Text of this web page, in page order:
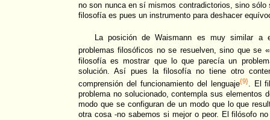
no son nunca en sí mismos contradictorios, sino sólo
filosofía es pues un instrumento para deshacer
La posición de Waismann es muy similar a
problemas filosóficos no se resuelven, sino que se
filosofía es mostrar que lo que parecía un
solución. Así pues la filosofía no tiene otro
comprensión del funcionamiento del lenguaje{9}. El
problema no solucionado, contempla sus elementos
modo que se configuran de un modo que lo que
otra cosa -no sabemos si mejor o peor. El filósofo